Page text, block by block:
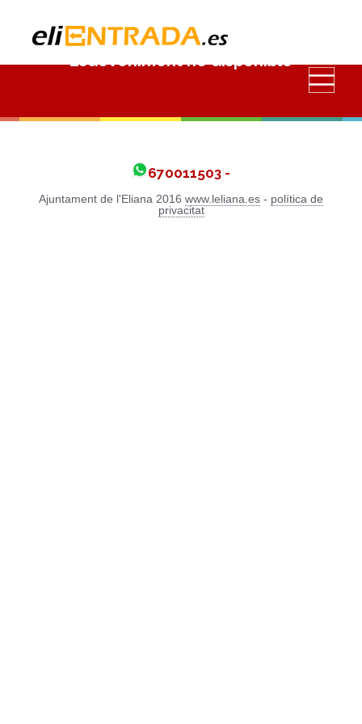
Esdeveniment no disponible
670011503 -
Ajuntament de l'Eliana 2016 www.leliana.es - política de
privacitat